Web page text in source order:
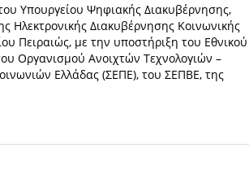
Υπουργείου Ψηφιακής Διακυβέρνησης,
Ηλεκτρονικής Διακυβέρνησης Κοινωνικής
Πειραιώς, με την υποστήριξη του Εθνικού
Οργανισμού Ανοιχτών Τεχνολογιών –
Ελλάδας (ΣΕΠΕ), του ΣΕΠΒΕ, της